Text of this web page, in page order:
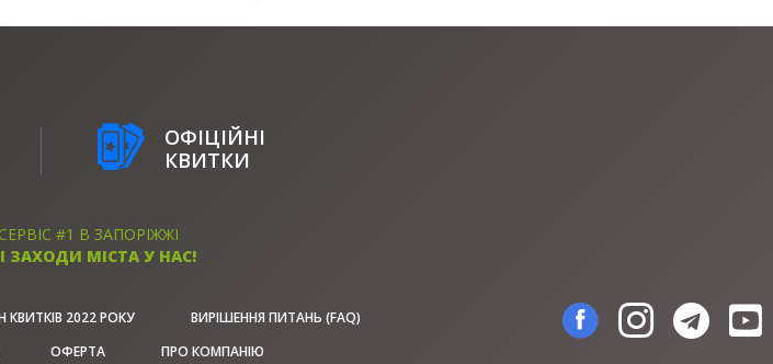
ОФІЦІЙНІ
КВИТКИ
#1 В ЗАПОРІЖЖІ
ЗАХОДИ МІСТА У НАС!
КВИТКІВ 2022 РОКУ
ВИРІШЕННЯ ПИТАНЬ (FAQ)
ОФЕРТА ПРО КОМПАНІЮ